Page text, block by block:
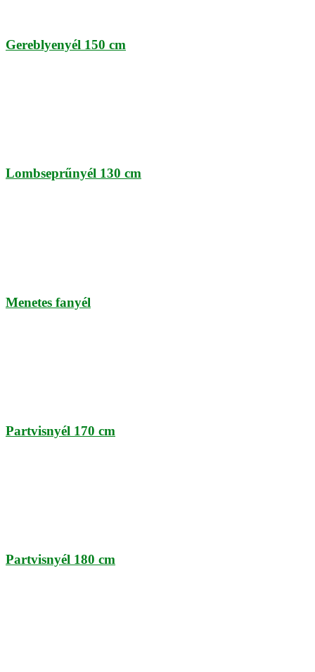
Gereblyenyél 150 cm
Lombseprűnyél 130 cm
Menetes fanyél
Partvisnyél 170 cm
Partvisnyél 180 cm